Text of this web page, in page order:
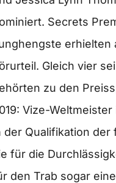
Secrets
erhielten
Gleich vier
zu den
Vize-
der Qualifikation
für die
den Trab sogar